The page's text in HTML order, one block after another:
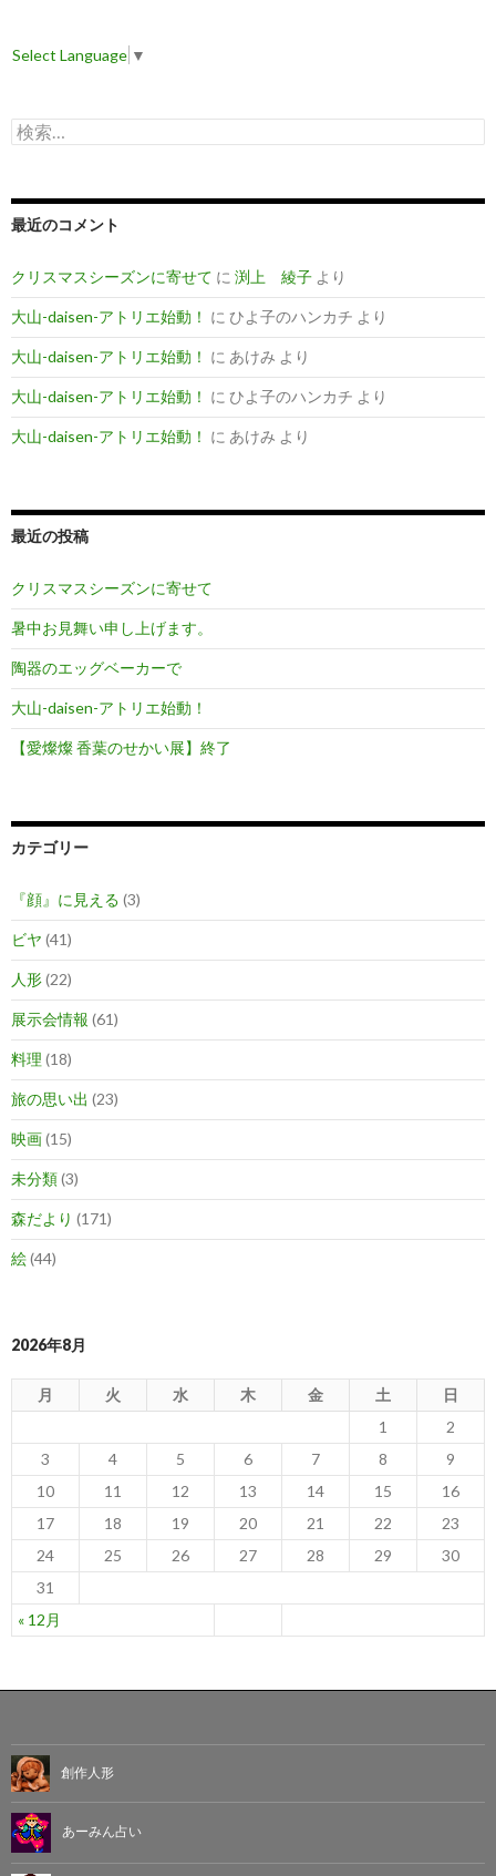
Select Language ▼
検
索
最近のコメント
クリスマスシーズンに寄せて に 渕上 綾子 より
大山-daisen-アトリエ始動！ に ひよ子のハンカチ より
大山-daisen-アトリエ始動！ に あけみ より
大山-daisen-アトリエ始動！ に ひよ子のハンカチ より
大山-daisen-アトリエ始動！ に あけみ より
最近の投稿
クリスマスシーズンに寄せて
暑中お見舞い申し上げます。
陶器のエッグベーカーで
大山-daisen-アトリエ始動！
【愛燦燦 香葉のせかい展】終了
カテゴリー
『顔』に見える (3)
ビヤ (41)
人形(22)
展示会情報 (61)
料理 (18)
旅の思い出 (23)
映画(15)
未分類(3)
森だより (171)
絵(44)
2026年8月
月 火 水 木 金 土 日
« 12月
1
2
3
4 5 6 7 8
9
10
11 12 13 14 15
16
17
18 19 20 21 22
23
24
25 26 27 28 29
30
31
創作人形
あーみん占い